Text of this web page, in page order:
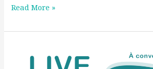
Read More »
Desidratadas: